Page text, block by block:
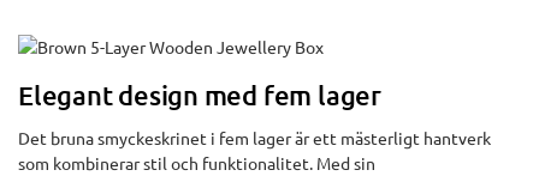
Elegant design med fem lager
Det bruna smyckeskrinet i fem lager är ett mästerligt hantverk
som kombinerar stil och funktionalitet. Med sin